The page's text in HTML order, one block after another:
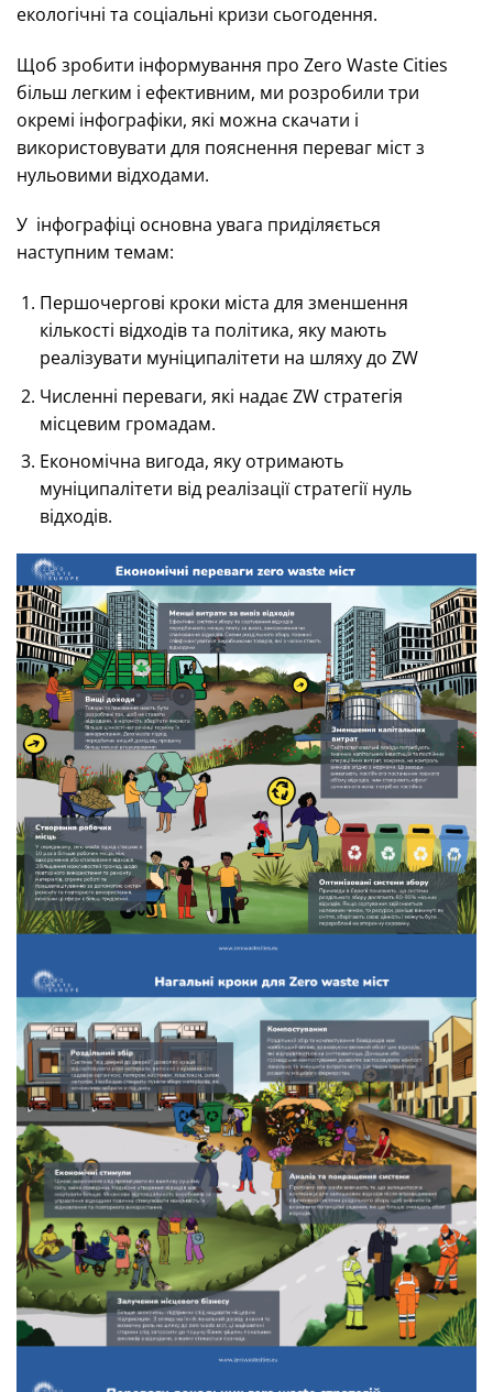
екологічні та соціальні кризи сьогодення.
Щоб зробити інформування про Zero Waste Cities
більш легким і ефективним, ми розробили три
окремі інфографіки, які можна скачати і
використовувати для пояснення переваг міст з
нульовими відходами.
У інфографіці основна увага приділяється
наступним темам:
Першочергові кроки міста для зменшення
кількості відходів та політика, яку мають
реалізувати муніципалітети на шляху до ZW
Численні переваги, які надає ZW стратегія
місцевим громадам.
Економічна вигода, яку отримають
муніципалітети від реалізації стратегії нуль
відходів.